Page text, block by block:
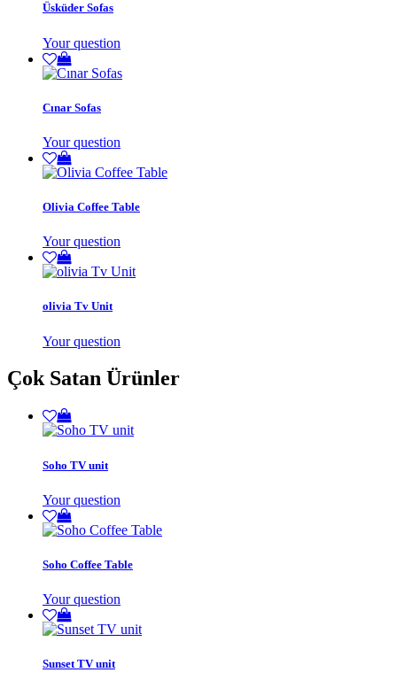
Üsküder Sofas
Your question
Cınar Sofas
Your question
Olivia Coffee Table
Your question
olivia Tv Unit
Your question
Çok Satan Ürünler
Soho TV unit
Your question
Soho Coffee Table
Your question
Sunset TV unit